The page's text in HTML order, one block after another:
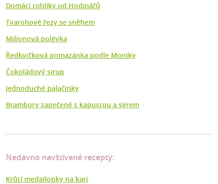
Domácí rohlíky od Hodinářů
Tvarohové řezy se sněhem
Milionová polévka
Ředkvičková pomazánka podle Moniky
Čokoládový sirup
Jednoduché palačinky
Brambory zapečené s kapustou a sýrem
Nedávno navštívené recepty:
Krůtí medailonky na kari